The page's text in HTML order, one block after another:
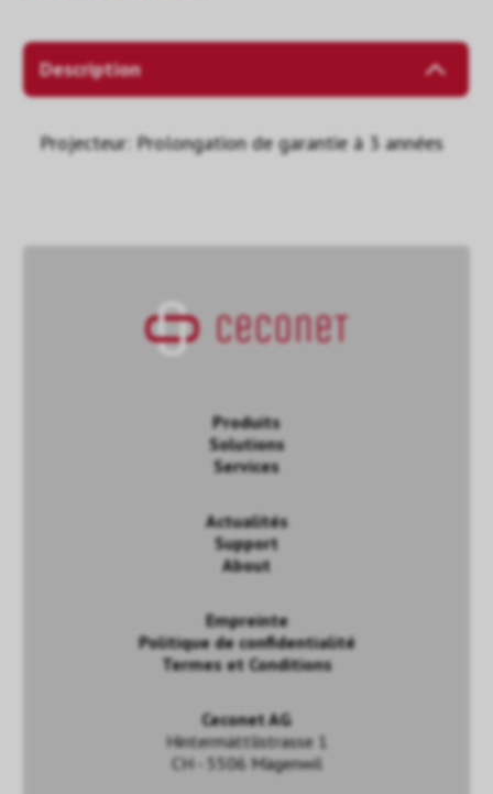
Description
Projecteur: Prolongation de garantie à 3 années
Produits
Solutions
Services
Actualités
Support
About
Empreinte
Politique de confidentialité
Termes et Conditions
Ceconet AG
Hintermättlistrasse 1
CH - 5506 Mägenwil